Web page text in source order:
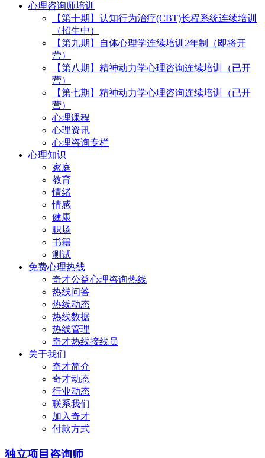
心理咨询师培训
【第十期】认知行为治疗(CBT)长程系统连续培训
（招生中）
【第九期】自体心理学连续培训2年制（即将开
营）
【第八期】精神动力学心理咨询连续培训（已开
营）
【第七期】精神动力学心理咨询连续培训（已开
营）
心理课程
心理资讯
心理咨询专栏
心理知识
家庭
教育
情绪
情感
健康
职场
书籍
测试
免费心理热线
奇才公益心理咨询热线
热线问答
热线动态
热线数据
热线管理
奇才热线接线员
关于我们
奇才简介
奇才动态
行业动态
联系我们
加入奇才
付款方式
独立项目咨询师